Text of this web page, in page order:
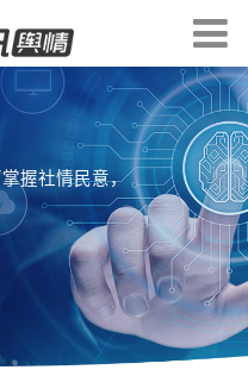
握社情民意，